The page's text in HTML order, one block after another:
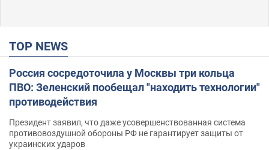
TOP NEWS
Россия сосредоточила у Москвы три кольца
ПВО: Зеленский пообещал "находить технологии"
противодействия
Президент заявил, что даже усовершенствованная система
противовоздушной обороны РФ не гарантирует защиты от
украинских ударов